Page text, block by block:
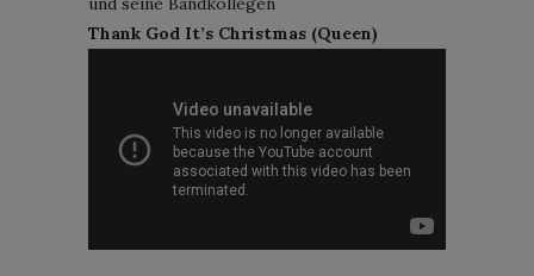
Thank God It’s Christmas (Queen)